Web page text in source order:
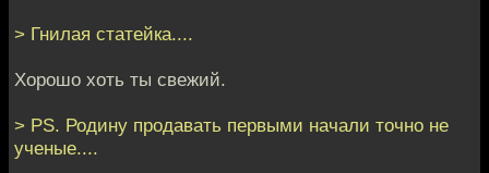
> Гнилая статейка....
Хорошо хоть ты свежий.
> PS. Родину продавать первыми начали точно не
ученые....